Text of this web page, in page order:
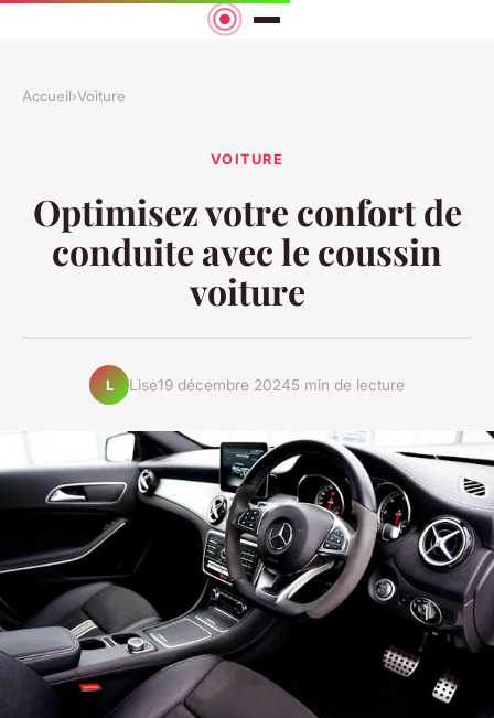
Accueil›Voiture
VOITURE
Optimisez votre confort de
conduite avec le coussin
voiture
L Lise19 décembre 20245 min de lecture